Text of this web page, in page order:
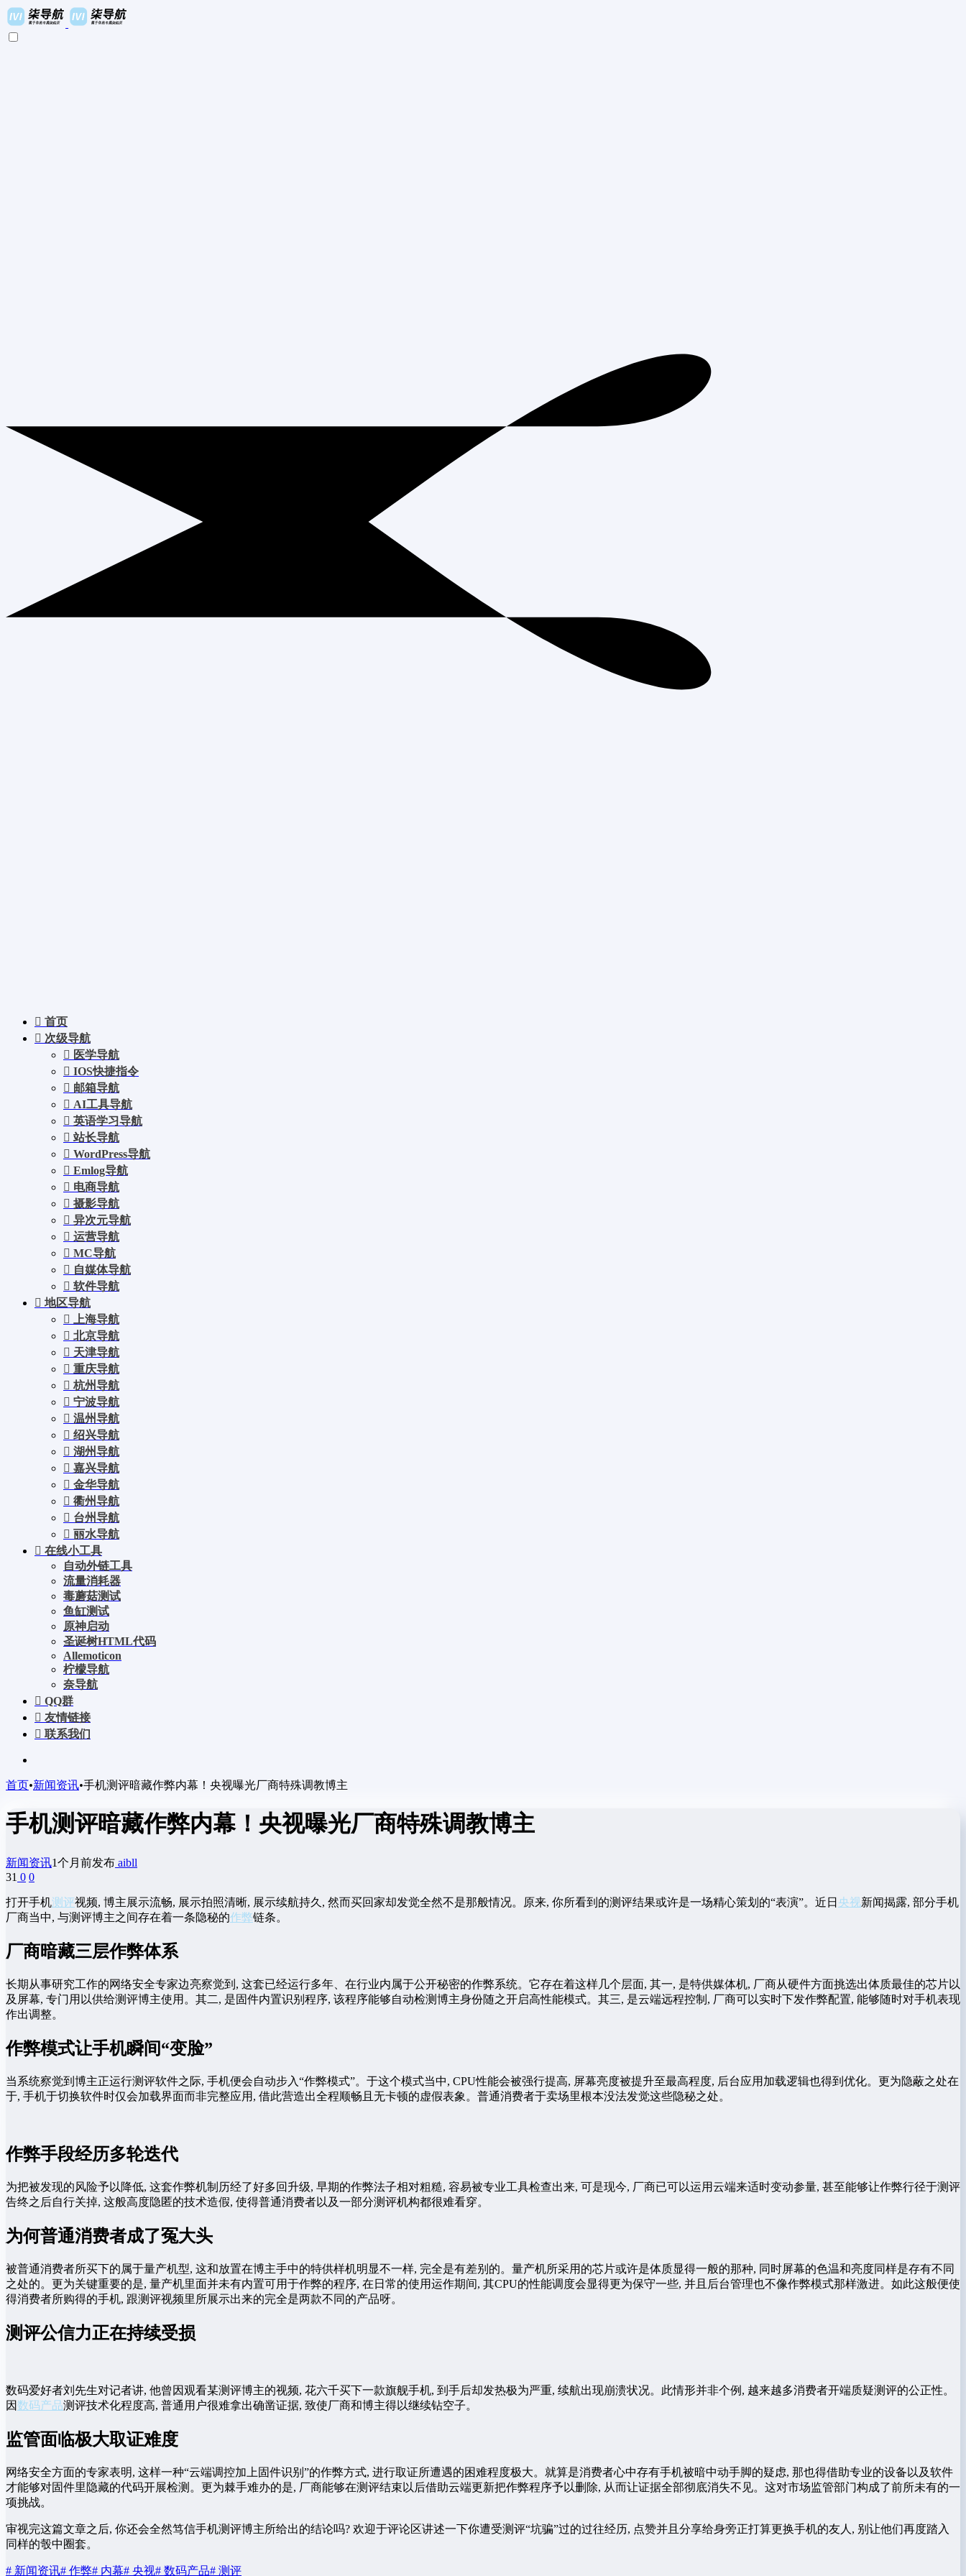
首页
次级导航
医学导航
IOS快捷指令
邮箱导航
AI工具导航
英语学习导航
站长导航
WordPress导航
Emlog导航
电商导航
摄影导航
异次元导航
运营导航
MC导航
自媒体导航
软件导航
地区导航
上海导航
北京导航
天津导航
重庆导航
杭州导航
宁波导航
温州导航
绍兴导航
湖州导航
嘉兴导航
金华导航
衢州导航
台州导航
丽水导航
在线小工具
自动外链工具
流量消耗器
毒蘑菇测试
鱼缸测试
原神启动
圣诞树HTML代码
Allemoticon
柠檬导航
奈导航
QQ群
友情链接
联系我们
首页•新闻资讯•手机测评暗藏作弊内幕！央视曝光厂商特殊调教博主
手机测评暗藏作弊内幕！央视曝光厂商特殊调教博主
新闻资讯1个月前发布 aibll
31 0 0
打开手机测评视频, 博主展示流畅, 展示拍照清晰, 展示续航持久, 然而买回家却发觉全然不是那般情况。原来, 你所看到的测评结果或许是一场精心策划的“表演”。近日 央视新闻揭露, 部分手机
厂商当中, 与测评博主之间存在着一条隐秘的作弊链条。
厂商暗藏三层作弊体系
长期从事研究工作的网络安全专家边亮察觉到, 这套已经运行多年、在行业内属于公开秘密的作弊系统。它存在着这样几个层面, 其一, 是特供媒体机, 厂商从硬件方面挑选出体质最佳的芯片以
及屏幕, 专门用以供给测评博主使用。其二, 是固件内置识别程序, 该程序能够自动检测博主身份随之开启高性能模式。其三, 是云端远程控制, 厂商可以实时下发作弊配置, 能够随时对手机表现
作出调整。
作弊模式让手机瞬间“变脸”
当系统察觉到博主正运行测评软件之际, 手机便会自动步入“作弊模式”。于这个模式当中, CPU性能会被强行提高, 屏幕亮度被提升至最高程度, 后台应用加载逻辑也得到优化。更为隐蔽之处在
于, 手机于切换软件时仅会加载界面而非完整应用, 借此营造出全程顺畅且无卡顿的虚假表象。普通消费者于卖场里根本没法发觉这些隐秘之处。
作弊手段经历多轮迭代
为把被发现的风险予以降低, 这套作弊机制历经了好多回升级, 早期的作弊法子相对粗糙, 容易被专业工具检查出来, 可是现今, 厂商已可以运用云端来适时变动参量, 甚至能够让作弊行径于测评
告终之后自行关掉, 这般高度隐匿的技术造假, 使得普通消费者以及一部分测评机构都很难看穿。
为何普通消费者成了冤大头
被普通消费者所买下的属于量产机型, 这和放置在博主手中的特供样机明显不一样, 完全是有差别的。量产机所采用的芯片或许是体质显得一般的那种, 同时屏幕的色温和亮度同样是存有不同
之处的。更为关键重要的是, 量产机里面并未有内置可用于作弊的程序, 在日常的使用运作期间, 其CPU的性能调度会显得更为保守一些, 并且后台管理也不像作弊模式那样激进。如此这般便使
得消费者所购得的手机, 跟测评视频里所展示出来的完全是两款不同的产品呀。
测评公信力正在持续受损
数码爱好者刘先生对记者讲, 他曾因观看某测评博主的视频, 花六千买下一款旗舰手机, 到手后却发热极为严重, 续航出现崩溃状况。此情形并非个例, 越来越多消费者开端质疑测评的公正性。
因数码产品测评技术化程度高, 普通用户很难拿出确凿证据, 致使厂商和博主得以继续钻空子。
监管面临极大取证难度
网络安全方面的专家表明, 这样一种“云端调控加上固件识别”的作弊方式, 进行取证所遭遇的困难程度极大。就算是消费者心中存有手机被暗中动手脚的疑虑, 那也得借助专业的设备以及软件
才能够对固件里隐藏的代码开展检测。更为棘手难办的是, 厂商能够在测评结束以后借助云端更新把作弊程序予以删除, 从而让证据全部彻底消失不见。这对市场监管部门构成了前所未有的一
项挑战。
审视完这篇文章之后, 你还会全然笃信手机测评博主所给出的结论吗? 欢迎于评论区讲述一下你遭受测评“坑骗”过的过往经历, 点赞并且分享给身旁正打算更换手机的友人, 别让他们再度踏入
同样的彀中圈套。
# 新闻资讯# 作弊# 内幕# 央视# 数码产品# 测评